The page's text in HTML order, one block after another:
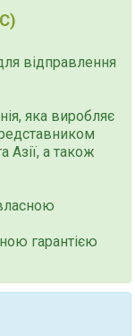
відправлення
яка виробляє
Азії, а також
гарантією